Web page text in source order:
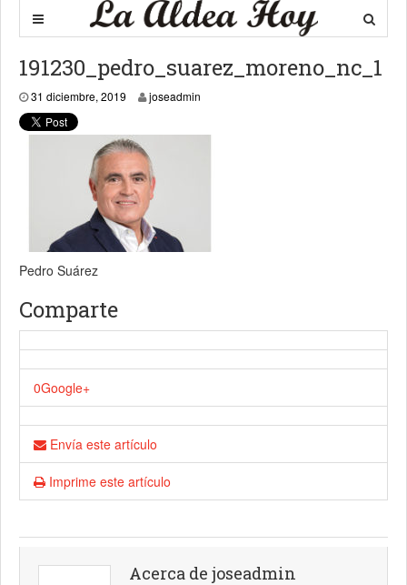
191230_pedro_suarez_moreno_nc_1
31 diciembre, 2019 31 diciembre, 2019
joseadmin
Pedro Suárez
Comparte
0Google+
Envía este artículo
Imprime este artículo
Acerca de joseadmin